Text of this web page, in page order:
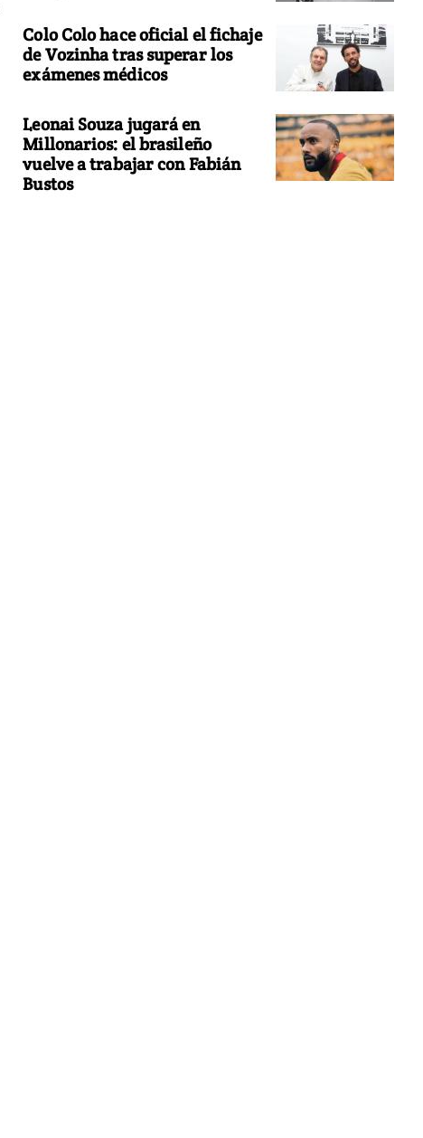
Colo Colo hace oficial el fichaje
de Vozinha tras superar los
exámenes médicos
Leonai Souza jugará en
Millonarios: el brasileño
vuelve a trabajar con Fabián
Bustos